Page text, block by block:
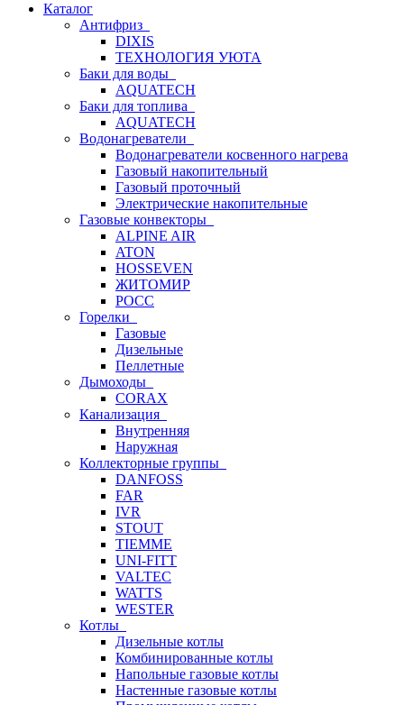
Каталог
Антифриз
DIXIS
ТЕХНОЛОГИЯ УЮТА
Баки для воды
AQUATECH
Баки для топлива
AQUATECH
Водонагреватели
Водонагреватели косвенного нагрева
Газовый накопительный
Газовый проточный
Электрические накопительные
Газовые конвекторы
ALPINE AIR
ATON
HOSSEVEN
ЖИТОМИР
РОСС
Горелки
Газовые
Дизельные
Пеллетные
Дымоходы
CORAX
Канализация
Внутренняя
Наружная
Коллекторные группы
DANFOSS
FAR
IVR
STOUT
TIEMME
UNI-FITT
VALTEC
WATTS
WESTER
Котлы
Дизельные котлы
Комбинированные котлы
Напольные газовые котлы
Настенные газовые котлы